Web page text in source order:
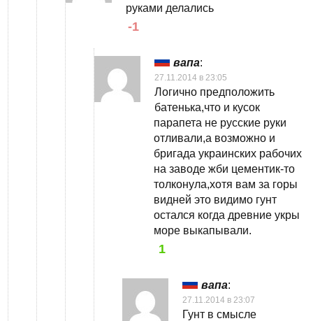
руками делались
-1
вапа:
27.11.2014 в 23:05
Логично предположить
батенька,что и кусок
парапета не русские руки
отливали,а возможно и
бригада украинских рабочих
на заводе жби цементик-то
толконула,хотя вам за горы
видней это видимо гунт
остался когда древние укры
море выкапывали.
1
вапа:
27.11.2014 в 23:07
Гунт в смысле